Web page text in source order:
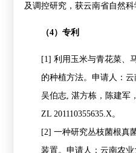
及调控研究，获云南省自然科
（4）专利
[1] 利用玉米与青花菜、
的种植方法。申请人：
吴伯志, 湛方栋 ，陈建军
ZL 201110355635.X。
[2] 一种研究丛枝菌根真
装置。申请人：云南农业